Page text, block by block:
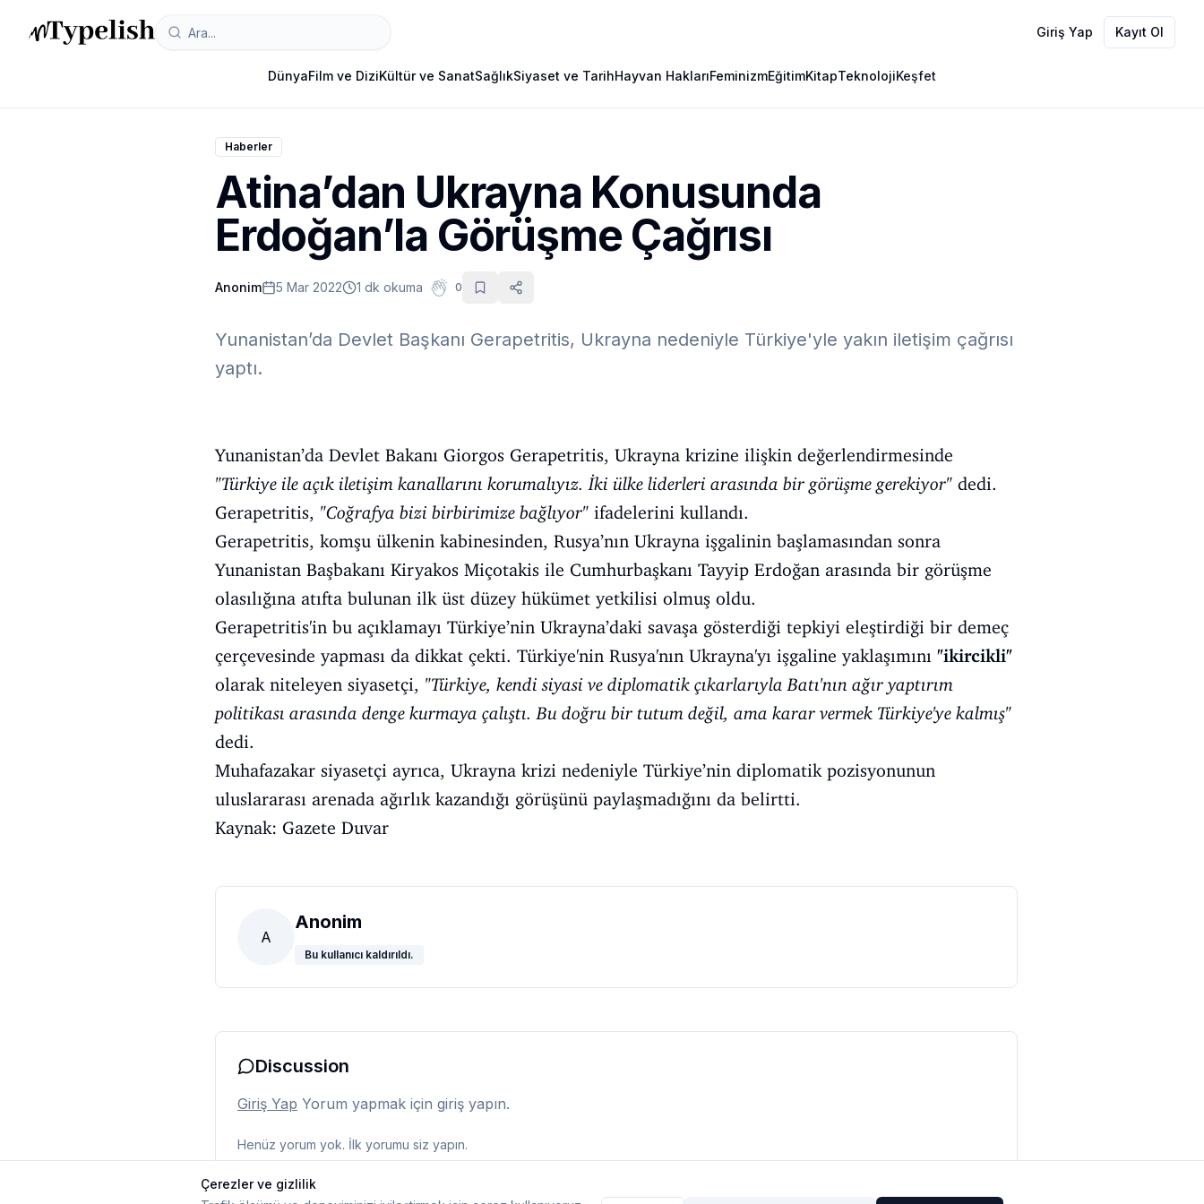
Giriş Yap Kayıt Ol
DünyaFilm ve DiziKültür ve SanatSağlıkSiyaset ve TarihHayvan HaklarıFeminizmEğitimKitapTeknolojiKeşfet
Haberler
Atina’dan Ukrayna Konusunda
Erdoğan’la Görüşme Çağrısı
Anonim 5 Mar 2022 1 dk okuma 0
Yunanistan’da Devlet Başkanı Gerapetritis, Ukrayna nedeniyle Türkiye'yle yakın iletişim çağrısı
yaptı.
Yunanistan’da Devlet Bakanı Giorgos Gerapetritis, Ukrayna krizine ilişkin değerlendirmesinde
"Türkiye ile açık iletişim kanallarını korumalıyız. İki ülke liderleri arasında bir görüşme gerekiyor" dedi.
Gerapetritis, "Coğrafya bizi birbirimize bağlıyor" ifadelerini kullandı.
Gerapetritis, komşu ülkenin kabinesinden, Rusya’nın Ukrayna işgalinin başlamasından sonra
Yunanistan Başbakanı Kiryakos Miçotakis ile Cumhurbaşkanı Tayyip Erdoğan arasında bir görüşme
olasılığına atıfta bulunan ilk üst düzey hükümet yetkilisi olmuş oldu.
Gerapetritis'in bu açıklamayı Türkiye’nin Ukrayna’daki savaşa gösterdiği tepkiyi eleştirdiği bir demeç
çerçevesinde yapması da dikkat çekti. Türkiye'nin Rusya'nın Ukrayna'yı işgaline yaklaşımını "ikircikli"
olarak niteleyen siyasetçi, "Türkiye, kendi siyasi ve diplomatik çıkarlarıyla Batı'nın ağır yaptırım
politikası arasında denge kurmaya çalıştı. Bu doğru bir tutum değil, ama karar vermek Türkiye'ye kalmış"
dedi.
Muhafazakar siyasetçi ayrıca, Ukrayna krizi nedeniyle Türkiye’nin diplomatik pozisyonunun
uluslararası arenada ağırlık kazandığı görüşünü paylaşmadığını da belirtti.
Kaynak: Gazete Duvar
A
Anonim
Bu kullanıcı kaldırıldı.
Discussion
Giriş Yap Yorum yapmak için giriş yapın.
Henüz yorum yok. İlk yorumu siz yapın.
Çerezler ve gizlilik